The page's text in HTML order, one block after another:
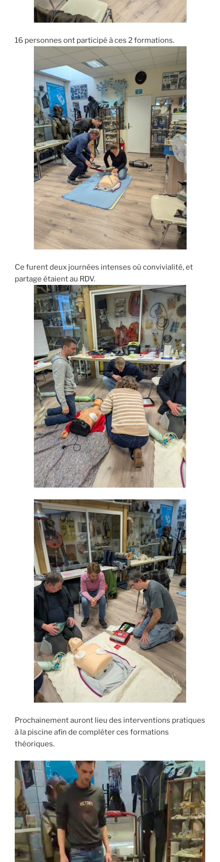
16 personnes ont participé à ces 2 formations.
Ce furent deux journées intenses où convivialité, et
partage étaient au RDV.
Prochainement auront lieu des interventions pratiques
à la piscine afin de compléter ces formations
théoriques.
Lecteur
vidéo